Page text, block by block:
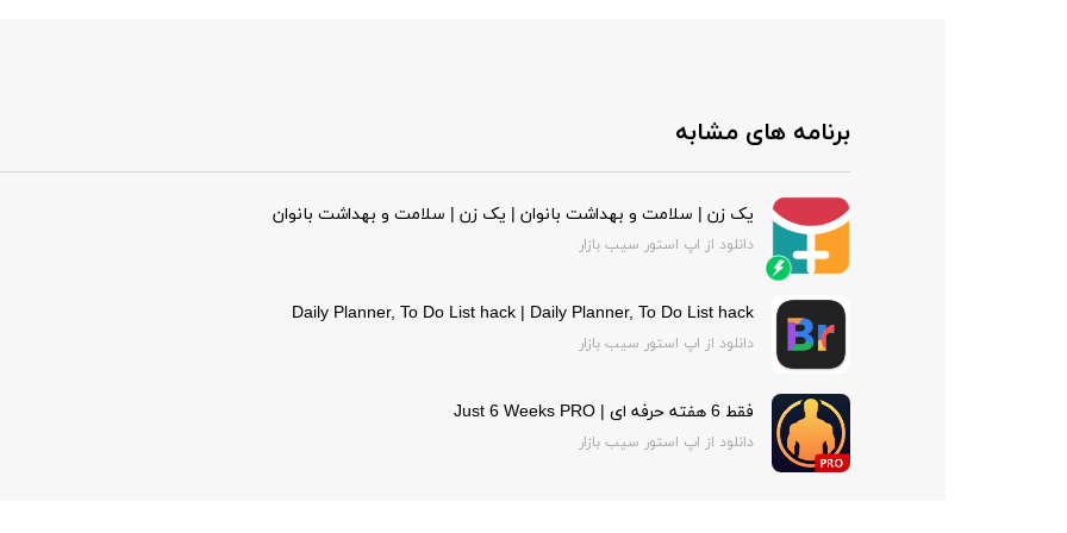
برنامه های مشابه
یک زن | سلامت و بهداشت بانوان | یک زن | سلامت و بهداشت بانوان
دانلود از اپ استور سیب بازار
Daily Planner, To Do List hack | Daily Planner, To Do List hack
دانلود از اپ استور سیب بازار
فقط 6 هفته حرفه ای | Just 6 Weeks PRO
دانلود از اپ استور سیب بازار